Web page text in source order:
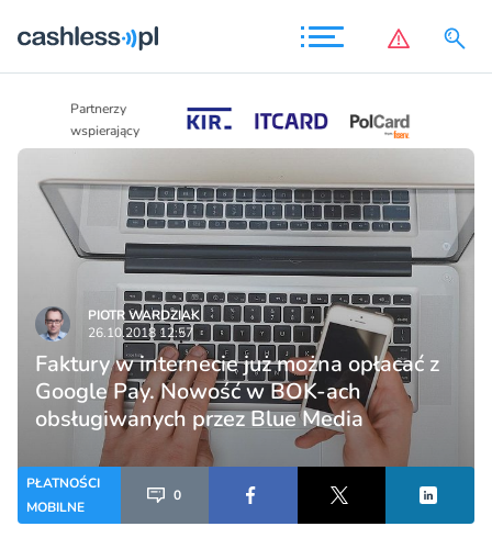
Partnerzy
wspierający
PIOTR WARDZIAK
26.10.2018 12:57
Faktury w internecie już można opłacać z
Google Pay. Nowość w BOK-ach
obsługiwanych przez Blue Media
PŁATNOŚCI
MOBILNE
0